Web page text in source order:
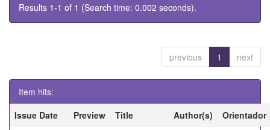
Results 1-1 of 1 (Search time: 0.002 seconds).
previous 1 next
Item hits:
Issue Date
Preview Title Author(s)
Orientador